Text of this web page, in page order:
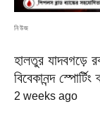
নিউজ
হালতুর যাদবগড়ে
বিবেকানন্দ স্পোর্টিং
2 weeks ago